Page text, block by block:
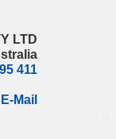
LTD
411
Mail